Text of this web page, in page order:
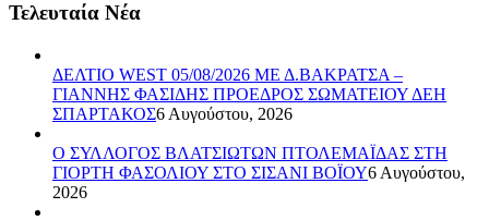
Τελευταία Νέα
ΔΕΛΤΙΟ WEST 05/08/2026 ΜΕ Δ.ΒΑΚΡΑΤΣΑ –
ΓΙΑΝΝΗΣ ΦΑΣΙΔΗΣ ΠΡΟΕΔΡΟΣ ΣΩΜΑΤΕΙΟΥ ΔΕΗ
ΣΠΑΡΤΑΚΟΣ6 Αυγούστου, 2026
Ο ΣΥΛΛΟΓΟΣ ΒΛΑΤΣΙΩΤΩΝ ΠΤΟΛΕΜΑΪΔΑΣ ΣΤΗ
ΓΙΟΡΤΗ ΦΑΣΟΛΙΟΥ ΣΤΟ ΣΙΣΑΝΙ ΒΟΪΟΥ6 Αυγούστου,
2026